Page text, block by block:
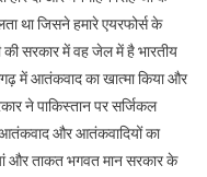
था जिसने हमारे एयरफोर्स के
की सरकार में वह जेल में है भारतीय
में आतंकवाद का खात्मा किया और
ने पाकिस्तान पर सर्जिकल
और आतंकवादियों का
और ताकत भगवत मान सरकार के